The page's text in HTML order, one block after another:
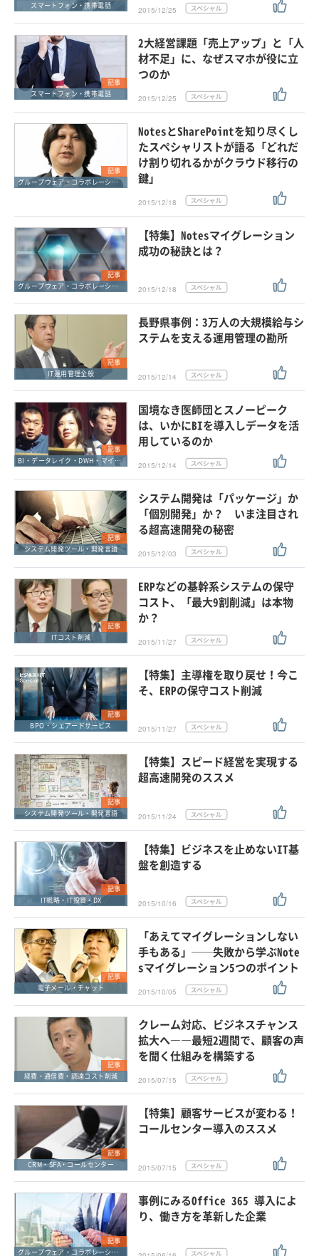
スマートフォン・携帯電話
2015/12/25
記事
スマートフォン・携帯電話
2大経営課題「売上アップ」と「人
材不足」に、なぜスマホが役に立
つのか
2015/12/25
記事
グループウェア・コラボレーション
NotesとSharePointを知り尽くし
たスペシャリストが語る「どれだ
け割り切れるかがクラウド移行の
鍵」
2015/12/18
記事
グループウェア・コラボレーション
【特集】Notesマイグレーション
成功の秘訣とは？
2015/12/18
記事
IT運用管理全般
長野県事例：3万人の大規模給与シ
ステムを支える運用管理の勘所
2015/12/14
記事
BI・データレイク・DWH・マイニング
国境なき医師団とスノーピーク
は、いかにBIを導入しデータを活
用しているのか
2015/12/14
記事
システム開発ツール・開発言語
システム開発は「パッケージ」か
「個別開発」か？ いま注目され
る超高速開発の秘密
2015/12/03
記事
ITコスト削減
ERPなどの基幹系システムの保守
コスト、「最大9割削減」は本物
か？
2015/11/27
記事
BPO・シェアードサービス
【特集】主導権を取り戻せ！今こ
そ、ERPの保守コスト削減
2015/11/27
記事
システム開発ツール・開発言語
【特集】スピード経営を実現する
超高速開発のススメ
2015/11/24
記事
IT戦略・IT投資・DX
【特集】ビジネスを止めないIT基
盤を創造する
2015/10/16
記事
電子メール・チャット
「あえてマイグレーションしない
手もある」──失敗から学ぶNote
sマイグレーション5つのポイント
2015/10/05
記事
経費・通信費・調達コスト削減
クレーム対応、ビジネスチャンス
拡大へ――最短2週間で、顧客の声
を聞く仕組みを構築する
2015/07/15
記事
CRM・SFA・コールセンター
【特集】顧客サービスが変わる！
コールセンター導入のススメ
2015/07/15
記事
グループウェア・コラボレーション
事例にみるOffice 365 導入によ
り、働き方を革新した企業